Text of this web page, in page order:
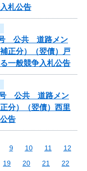
札公告
号 公共 道路メン
正分）（翌債）戸
一般競争入札公告
号 公共 道路メン
分）（翌債）西里
告
9 10 11
12
19 20 21
22